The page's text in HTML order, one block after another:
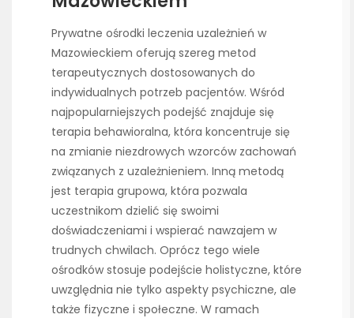
Prywatne ośrodki leczenia uzależnień w
Mazowieckiem oferują szereg metod
terapeutycznych dostosowanych do
indywidualnych potrzeb pacjentów. Wśród
najpopularniejszych podejść znajduje się
terapia behawioralna, która koncentruje się
na zmianie niezdrowych wzorców zachowań
związanych z uzależnieniem. Inną metodą
jest terapia grupowa, która pozwala
uczestnikom dzielić się swoimi
doświadczeniami i wspierać nawzajem w
trudnych chwilach. Oprócz tego wiele
ośrodków stosuje podejście holistyczne, które
uwzględnia nie tylko aspekty psychiczne, ale
także fizyczne i społeczne. W ramach